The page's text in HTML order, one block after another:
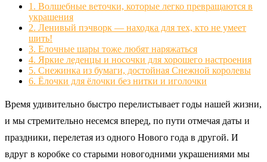
1. Волшебные веточки, которые легко превращаются в
украшения
2. Ленивый пэчворк — находка для тех, кто не умеет
шить!
3. Елочные шары тоже любят наряжаться
4. Яркие леденцы и носочки для хорошего настроения
5. Снежинка из бумаги, достойная Снежной королевы
6. Ёлочки для ёлочки без нитки и иголочки
Время удивительно быстро перелистывает годы нашей жизни,
и мы стремительно несемся вперед, по пути отмечая даты и
праздники, перелетая из одного Нового года в другой. И
вдруг в коробке со старыми новогодними украшениями мы